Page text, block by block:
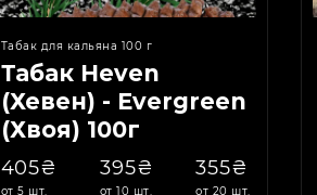
Табак для кальяна 100 г
Табак Heven
(Хевен) - Evergreen
(Хвоя) 100г
405₴
от 5 шт.
395₴
от 10 шт.
355₴
от 20 шт.